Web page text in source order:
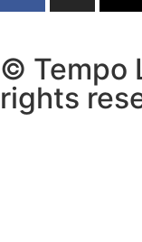
© Tempo
rights